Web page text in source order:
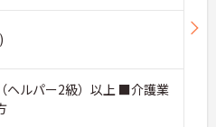
ヘルパー2級）以上 ■介護業